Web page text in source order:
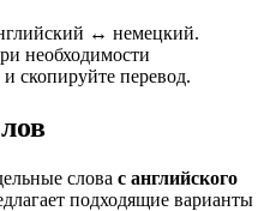
↔ немецкий.
необходимости
и скопируйте перевод.
слова с английского
подходящие варианты